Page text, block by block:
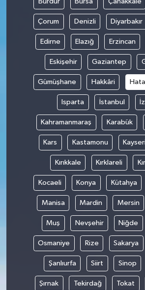
Çorum Denizli Diyarbakır
Edirne Elazığ Erzincan
Eskişehir Gaziantep
Gümüşhane Hakkâri
Isparta İstanbul
Kahramanmaraş Karabük
Kars Kastamonu
Kırıkkale Kırklareli
Kocaeli Konya Kütahya
Manisa Mardin Mersin
Muş Nevşehir Niğde
Osmaniye Rize Sakarya
Şanlıurfa Siirt Sinop
Şırnak Tekirdağ Tokat